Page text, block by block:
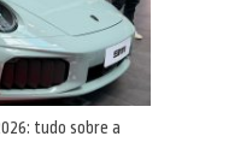
tudo sobre a